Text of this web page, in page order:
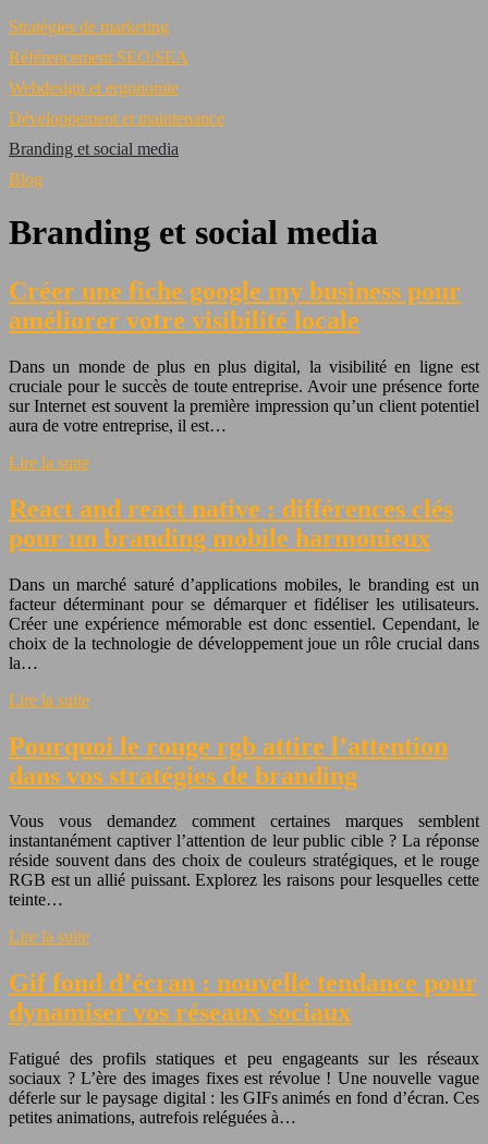
Stratégies de marketing
Référencement SEO/SEA
Webdesign et ergonomie
Développement et maintenance
Branding et social media
Blog
Branding et social media
Créer une fiche google my business pour
améliorer votre visibilité locale
Dans un monde de plus en plus digital, la visibilité en ligne est
cruciale pour le succès de toute entreprise. Avoir une présence forte
sur Internet est souvent la première impression qu’un client potentiel
aura de votre entreprise, il est…
Lire la suite
React and react native : différences clés
pour un branding mobile harmonieux
Dans un marché saturé d’applications mobiles, le branding est un
facteur déterminant pour se démarquer et fidéliser les utilisateurs.
Créer une expérience mémorable est donc essentiel. Cependant, le
choix de la technologie de développement joue un rôle crucial dans
la…
Lire la suite
Pourquoi le rouge rgb attire l’attention
dans vos stratégies de branding
Vous vous demandez comment certaines marques semblent
instantanément captiver l’attention de leur public cible ? La réponse
réside souvent dans des choix de couleurs stratégiques, et le rouge
RGB est un allié puissant. Explorez les raisons pour lesquelles cette
teinte…
Lire la suite
Gif fond d’écran : nouvelle tendance pour
dynamiser vos réseaux sociaux
Fatigué des profils statiques et peu engageants sur les réseaux
sociaux ? L’ère des images fixes est révolue ! Une nouvelle vague
déferle sur le paysage digital : les GIFs animés en fond d’écran. Ces
petites animations, autrefois reléguées à…